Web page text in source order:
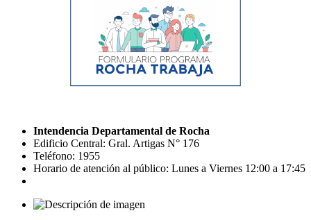
Intendencia Departamental de Rocha
Edificio Central: Gral. Artigas N° 176
Teléfono: 1955
Horario de atención al público: Lunes a Viernes 12:00 a 17:45